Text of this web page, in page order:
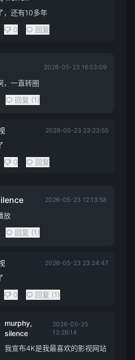
，还有10多年
0 回复
2026-05-23 16:53:09
，一直转圈
回复 (1)
2026-05-23 23:23:55
0 回复
2026-05-23 12:13:58
放
回复 (1)
2026-05-23 23:24:47
0 回复 (1)
murphy,
silence
2026-05-25
13:26:14
我宣布4K是我最喜欢的影视网站